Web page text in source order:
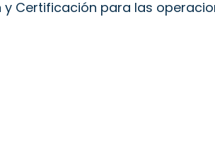
y Certificación para las